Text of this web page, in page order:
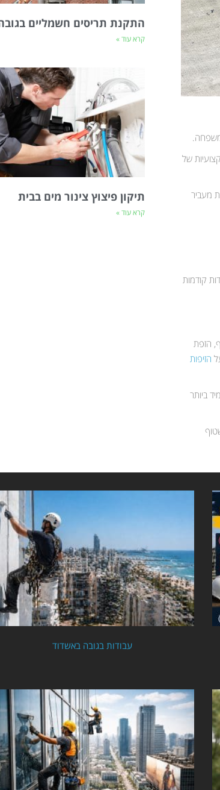
משפחה.
של
מעביר
קודמות
הזפת
הזיפות
ביותר
התקנת תריסים חשמליים
קרא עוד »
תיקון פיצוץ צינור מים בבית
קרא עוד »
עבודות בגובה באשדוד